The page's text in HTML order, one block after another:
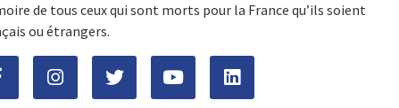
de tous ceux qui sont morts pour la France qu’ils soient
ou étrangers.